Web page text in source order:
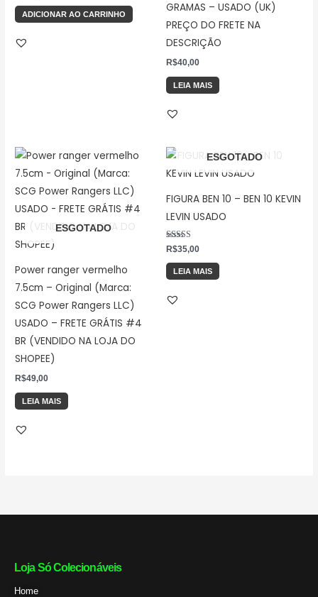
ADICIONAR AO CARRINHO
GRAMAS – USADO (UK)
PREÇO DO FRETE NA
DESCRIÇÃO
R$40,00
LEIA MAIS
ESGOTADO
Power ranger vermelho
7.5cm – Original (Marca:
SCG Power Rangers LLC)
USADO – FRETE GRÁTIS #4
BR (VENDIDO NA LOJA DO
SHOPEE)
R$49,00
LEIA MAIS
ESGOTADO
FIGURA BEN 10 – BEN 10 KEVIN
LEVIN USADO
Avaliação
5.00
de 5
R$35,00
LEIA MAIS
Loja Só Colecionáveis
Home